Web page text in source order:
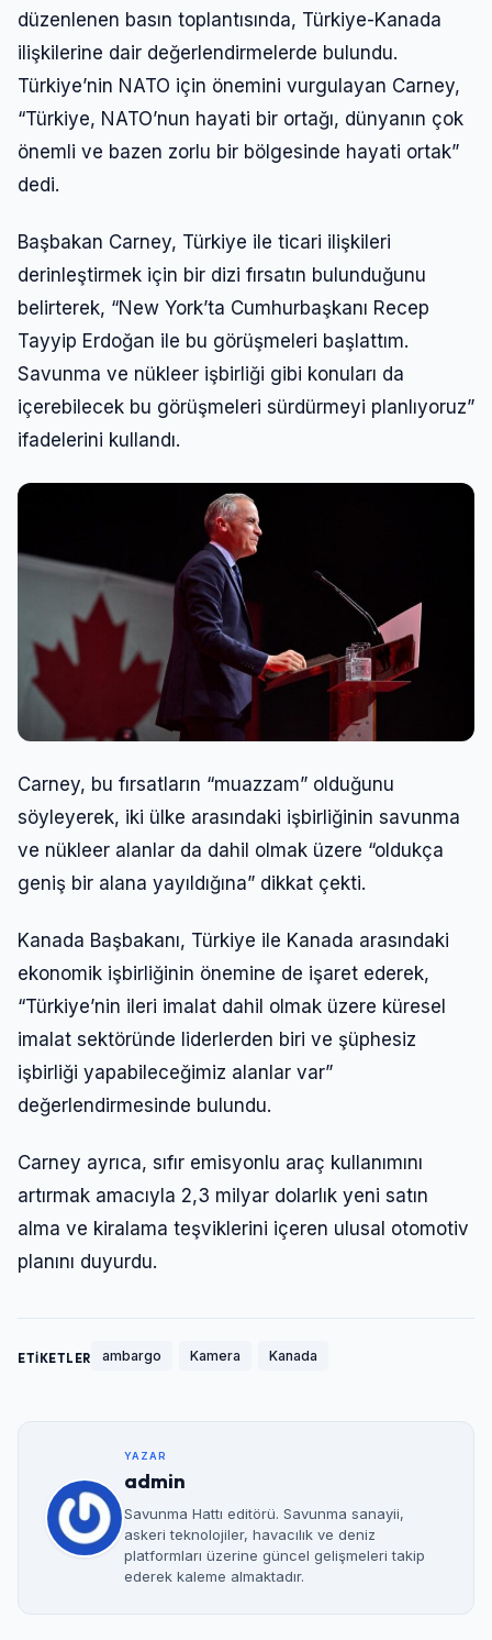
düzenlenen basın toplantısında, Türkiye-Kanada
ilişkilerine dair değerlendirmelerde bulundu.
Türkiye’nin NATO için önemini vurgulayan Carney,
“Türkiye, NATO’nun hayati bir ortağı, dünyanın çok
önemli ve bazen zorlu bir bölgesinde hayati ortak”
dedi.
Başbakan Carney, Türkiye ile ticari ilişkileri
derinleştirmek için bir dizi fırsatın bulunduğunu
belirterek, “New York’ta Cumhurbaşkanı Recep
Tayyip Erdoğan ile bu görüşmeleri başlattım.
Savunma ve nükleer işbirliği gibi konuları da
içerebilecek bu görüşmeleri sürdürmeyi planlıyoruz”
ifadelerini kullandı.
Carney, bu fırsatların “muazzam” olduğunu
söyleyerek, iki ülke arasındaki işbirliğinin savunma
ve nükleer alanlar da dahil olmak üzere “oldukça
geniş bir alana yayıldığına” dikkat çekti.
Kanada Başbakanı, Türkiye ile Kanada arasındaki
ekonomik işbirliğinin önemine de işaret ederek,
“Türkiye’nin ileri imalat dahil olmak üzere küresel
imalat sektöründe liderlerden biri ve şüphesiz
işbirliği yapabileceğimiz alanlar var”
değerlendirmesinde bulundu.
Carney ayrıca, sıfır emisyonlu araç kullanımını
artırmak amacıyla 2,3 milyar dolarlık yeni satın
alma ve kiralama teşviklerini içeren ulusal otomotiv
planını duyurdu.
ETİKETLER ambargo Kamera Kanada
YAZAR
admin
Savunma Hattı editörü. Savunma sanayii,
askeri teknolojiler, havacılık ve deniz
platformları üzerine güncel gelişmeleri takip
ederek kaleme almaktadır.